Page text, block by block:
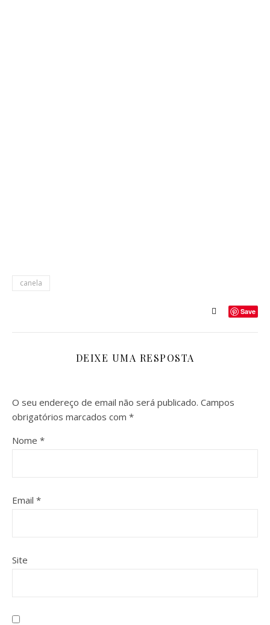
canela
Save
DEIXE UMA RESPOSTA
O seu endereço de email não será publicado. Campos
obrigatórios marcados com *
Nome *
Email *
Site